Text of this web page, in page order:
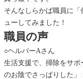
護
し
ら
そんなしらかば職員に
ューしてみました！
職員の声
○ヘルパーAさん
生活支援で、掃除をサ
のお陰でさっぱりした